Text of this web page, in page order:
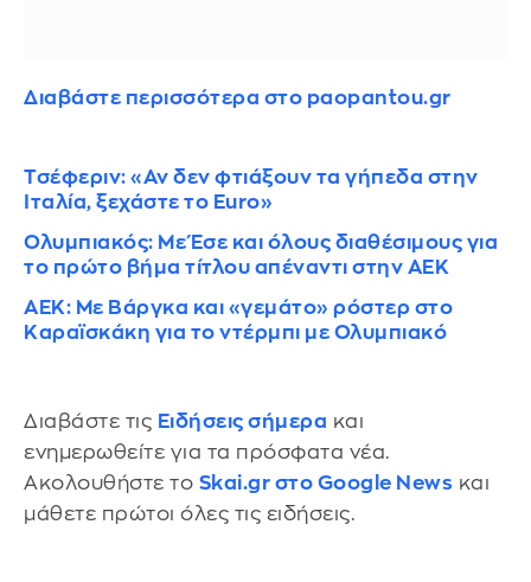
Διαβάστε περισσότερα στο paopantou.gr
Τσέφεριν: «Αν δεν φτιάξουν τα γήπεδα στην
Ιταλία, ξεχάστε το Euro»
Ολυμπιακός: Με Έσε και όλους διαθέσιμους για
το πρώτο βήμα τίτλου απέναντι στην ΑΕΚ
ΑΕΚ: Με Βάργκα και «γεμάτο» ρόστερ στο
Καραϊσκάκη για το ντέρμπι με Ολυμπιακό
Διαβάστε τις Ειδήσεις σήμερα και
ενημερωθείτε για τα πρόσφατα νέα.
Ακολουθήστε το Skai.gr στο Google News και
μάθετε πρώτοι όλες τις ειδήσεις.